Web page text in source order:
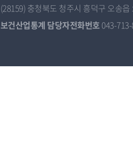
(28159) 충청북도 청주시 흥덕구 오송
보건산업통계 담당자전화번호 043-